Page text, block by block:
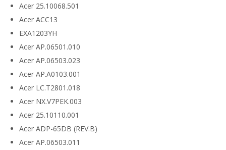
Acer 25.10068.501
Acer ACC13
EXA1203YH
Acer AP.06501.010
Acer AP.06503.023
Acer AP.A0103.001
Acer LC.T2801.018
Acer NX.V7PEK.003
Acer 25.10110.001
Acer ADP-65DB (REV.B)
Acer AP.06503.011